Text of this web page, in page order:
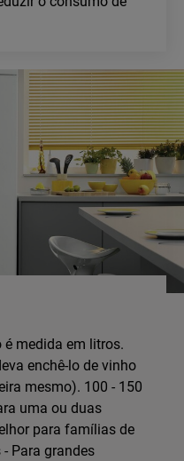
medida em litros.
enchê-lo de vinho
mesmo). 100 - 150
uma ou duas
para famílias de
Para grandes